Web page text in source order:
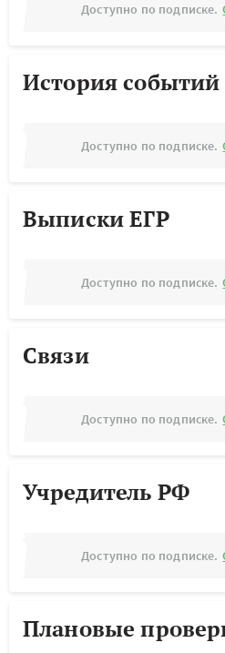
Доступно по подписке.
История событий
Доступно по подписке.
Выписки ЕГР
Доступно по подписке.
Связи
Доступно по подписке.
Учредитель РФ
Доступно по подписке.
Плановые